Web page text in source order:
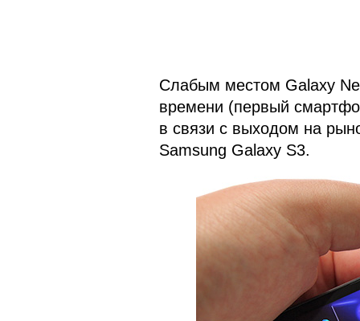
Слабым местом Galaxy
времени (первый
в связи с выходом на
Samsung Galaxy S3.